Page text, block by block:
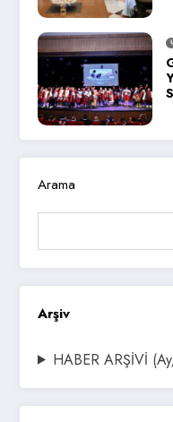
Arama
Arşiv
HABER ARŞİVİ